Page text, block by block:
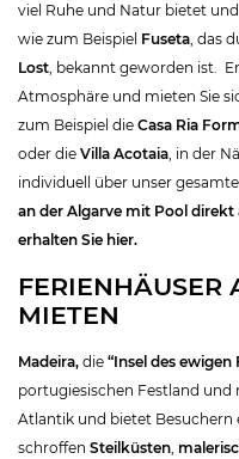
viel Ruhe und Natur bietet
wie zum Beispiel Fuseta, das
Lost, bekannt geworden ist.
Atmosphäre und mieten Sie
zum Beispiel die Casa Ria
oder die Villa Acotaia, in der
individuell über unser
an der Algarve mit Pool direkt
erhalten Sie hier.
FERIENHÄUSER
MIETEN
Madeira, die “Insel des ewigen
portugiesischen Festland und
Atlantik und bietet Besuchern
schroffen Steilküsten,